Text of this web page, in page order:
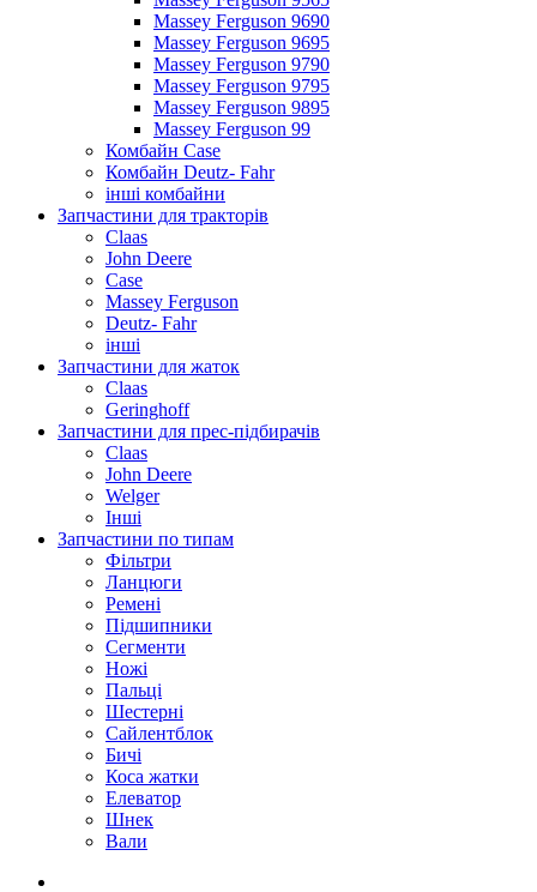
Massey Ferguson 9690
Massey Ferguson 9695
Massey Ferguson 9790
Massey Ferguson 9795
Massey Ferguson 9895
Massey Ferguson 99
Комбайн Case
Комбайн Deutz- Fahr
інші комбайни
Запчастини для тракторів
Claas
John Deere
Case
Massey Ferguson
Deutz- Fahr
інші
Запчастини для жаток
Claas
Geringhoff
Запчастини для прес-підбирачів
Claas
John Deere
Welger
Інші
Запчастини по типам
Фільтри
Ланцюги
Ремені
Підшипники
Сегменти
Ножі
Пальці
Шестерні
Сайлентблок
Бичі
Коса жатки
Елеватор
Шнек
Вали